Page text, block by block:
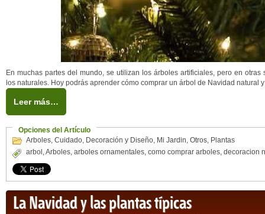
En muchas partes del mundo, se utilizan los árboles artificiales, pero en
los naturales. Hoy podrás aprender cómo comprar un árbol de Navidad natural
Leer más…
Opciones del Artículo
Arboles, Cuidado, Decoración y Diseño, Mi Jardin, Otros, Plantas
arbol ,Arboles, arboles ornamentales, como comprar arboles, decoracion
La Navidad y las plantas típicas